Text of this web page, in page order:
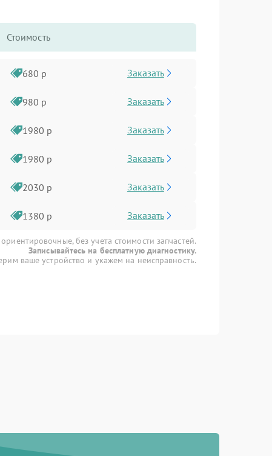
Стоимость
680 р Заказать
980 р Заказать
1980 р Заказать
1980 р Заказать
2030 р Заказать
1380 р Заказать
без учета стоимости запчастей.
Записывайтесь на бесплатную диагностику.
ваше устройство и укажем на неисправность.